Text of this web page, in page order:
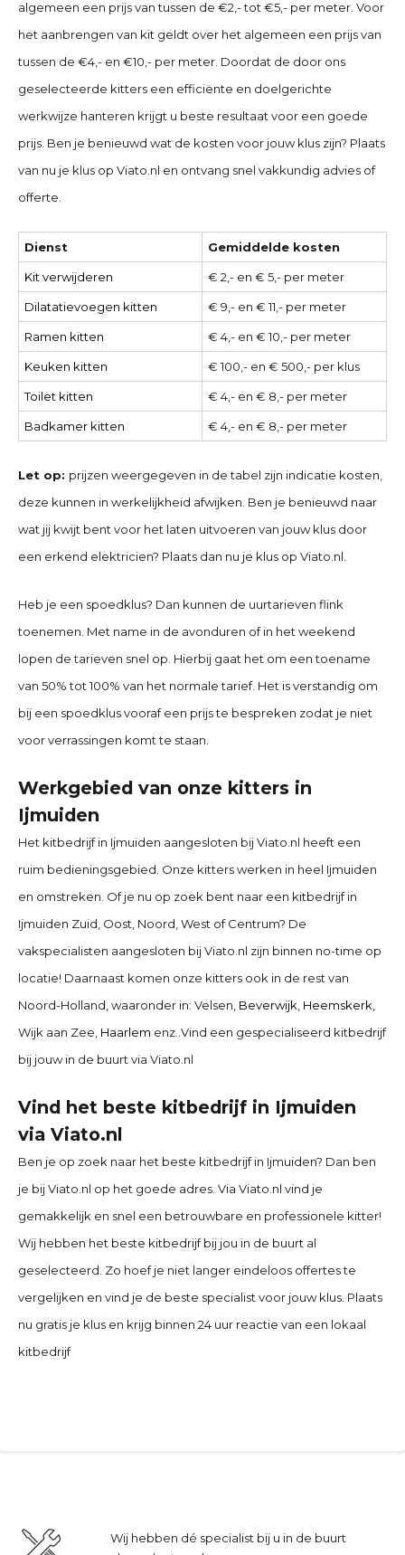
algemeen een prijs van tussen de €2,- tot €5,- per meter. Voor
het aanbrengen van kit geldt over het algemeen een prijs van
tussen de €4,- en €10,- per meter. Doordat de door ons
geselecteerde kitters een efficiënte en doelgerichte
werkwijze hanteren krijgt u beste resultaat voor een goede
prijs. Ben je benieuwd wat de kosten voor jouw klus zijn? Plaats
van nu je klus op Viato.nl en ontvang snel vakkundig advies of
offerte.
Dienst Gemiddelde kosten
Kit verwijderen € 2,- en € 5,- per meter
Dilatatievoegen kitten € 9,- en € 11,- per meter
Ramen kitten € 4,- en € 10,- per meter
Keuken kitten € 100,- en € 500,- per klus
Toilet kitten € 4,- en € 8,- per meter
Badkamer kitten € 4,- en € 8,- per meter
Let op: prijzen weergegeven in de tabel zijn indicatie kosten,
deze kunnen in werkelijkheid afwijken. Ben je benieuwd naar
wat jij kwijt bent voor het laten uitvoeren van jouw klus door
een erkend elektricien? Plaats dan nu je klus op Viato.nl.
Heb je een spoedklus? Dan kunnen de uurtarieven flink
toenemen. Met name in de avonduren of in het weekend
lopen de tarieven snel op. Hierbij gaat het om een toename
van 50% tot 100% van het normale tarief. Het is verstandig om
bij een spoedklus vooraf een prijs te bespreken zodat je niet
voor verrassingen komt te staan.
Werkgebied van onze kitters in
Ijmuiden
Het kitbedrijf in Ijmuiden aangesloten bij Viato.nl heeft een
ruim bedieningsgebied. Onze kitters werken in heel Ijmuiden
en omstreken. Of je nu op zoek bent naar een kitbedrijf in
Ijmuiden Zuid, Oost, Noord, West of Centrum? De
vakspecialisten aangesloten bij Viato.nl zijn binnen no-time op
locatie! Daarnaast komen onze kitters ook in de rest van
Noord-Holland, waaronder in: Velsen, Beverwijk Heemskerk
Wijk aan Zee, Haarlem enz.. Vind een gespecialiseerd kitbedrijf
bij jouw in de buurt via Viato.nl
Vind het beste kitbedrijf in Ijmuiden
via Viato.nl
Ben je op zoek naar het beste kitbedrijf in Ijmuiden? Dan ben
je bij Viato.nl op het goede adres. Via Viato.nl vind je
gemakkelijk en snel een betrouwbare en professionele kitter!
Wij hebben het beste kitbedrijf bij jou in de buurt al
geselecteerd. Zo hoef je niet langer eindeloos offertes te
vergelijken en vind je de beste specialist voor jouw klus. Plaats
nu gratis je klus en krijg binnen 24 uur reactie van een lokaal
kitbedrijf
Wij hebben dé specialist bij u in de buurt